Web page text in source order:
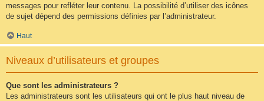
messages pour refléter leur contenu. La possibilité d’utiliser des icônes
de sujet dépend des permissions définies par l’administrateur.
Haut
Niveaux d’utilisateurs et groupes
Que sont les administrateurs ?
Les administrateurs sont les utilisateurs qui ont le plus haut niveau de